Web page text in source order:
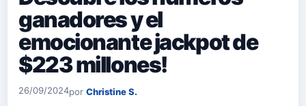
ganadores y el
emocionante jackpot de
$223 millones!
26/09/2024por Christine S.